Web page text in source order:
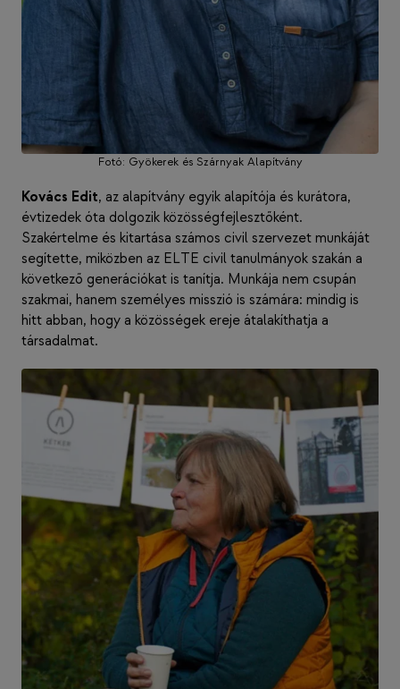
Fotó: Gyökerek és Szárnyak Alapítvány
Kovács Edit, az alapítvány egyik alapítója és kurátora,
évtizedek óta dolgozik közösségfejlesztőként.
Szakértelme és kitartása számos civil szervezet munkáját
segítette, miközben az ELTE civil tanulmányok szakán a
következő generációkat is tanítja. Munkája nem csupán
szakmai, hanem személyes misszió is számára: mindig is
hitt abban, hogy a közösségek ereje átalakíthatja a
társadalmat.